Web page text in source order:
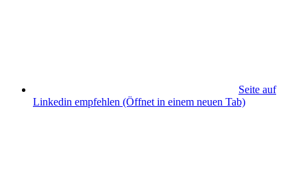
Seite auf
Linkedin empfehlen (Öffnet in einem neuen Tab)